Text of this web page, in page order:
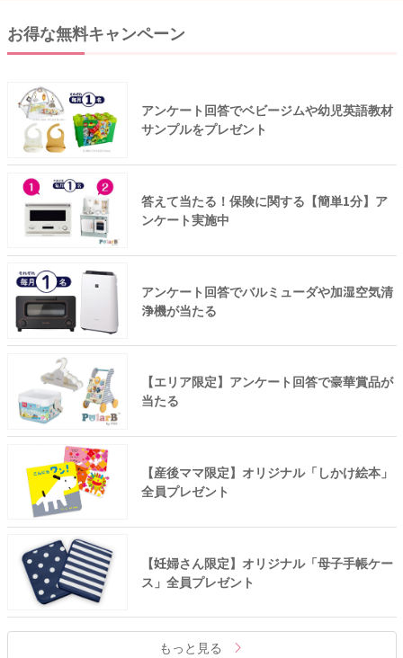
お得な無料キャンペーン
アンケート回答でベビージムや幼児英語教材
サンプルをプレゼント
答えて当たる！保険に関する【簡単1分】ア
ンケート実施中
アンケート回答でバルミューダや加湿空気清
浄機が当たる
【エリア限定】アンケート回答で豪華賞品が
当たる
【産後ママ限定】オリジナル「しかけ絵本」
全員プレゼント
【妊婦さん限定】オリジナル「母子手帳ケー
ス」全員プレゼント
もっと見る